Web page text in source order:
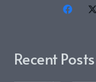
Recent Posts